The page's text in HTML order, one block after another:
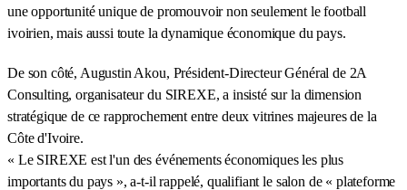
une opportunité unique de promouvoir non seulement le football
ivoirien, mais aussi toute la dynamique économique du pays.
De son côté, Augustin Akou, Président-Directeur Général de 2A
Consulting, organisateur du SIREXE, a insisté sur la dimension
stratégique de ce rapprochement entre deux vitrines majeures de la
Côte d'Ivoire.
« Le SIREXE est l'un des événements économiques les plus
importants du pays », a-t-il rappelé, qualifiant le salon de « plateforme